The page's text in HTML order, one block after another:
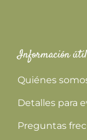
Información útil
Quiénes
Detalles para
Preguntas